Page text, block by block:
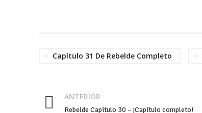
Capítulo 31 De Rebelde Completo
ANTERIOR
Rebelde Capítulo 30 – ¡Capítulo completo!